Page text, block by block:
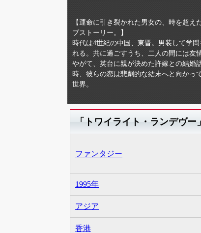
【運命に引き裂かれた男女の、時を超
ブストーリー。】
時代は4世紀の中国、東晋。男装して学
れる。共に過ごすうち、二人の間には友
やがて、英台に親が決めた許嫁との結婚
時、彼らの恋は悲劇的な結末へと向かっ
世界。
「トワイライト・ランデヴ
ファンタジー
1995年
アジア
香港